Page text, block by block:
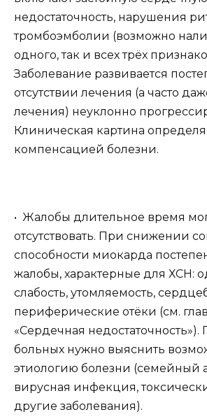
недостаточность, нарушения
тромбоэмболии (возможно
одного, так и всех трёх
Заболевание развивается
отсутствии лечения (а часто
лечения) неуклонно
Клиническая картина
компенсацией болезни.
• Жалобы длительное время
отсутствовать. При снижении
способности миокарда
жалобы, характерные для ХСН:
слабость, утомляемость,
периферические отёки (см.
«Сердечная
больных нужно выяснить
этиологию болезни (семейный
вирусная инфекция,
другие заболевания).